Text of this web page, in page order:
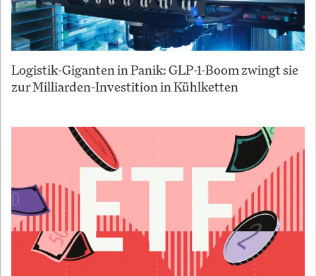
Logistik-Giganten in Panik: GLP-1-Boom zwingt sie
zur Milliarden-Investition in Kühlketten